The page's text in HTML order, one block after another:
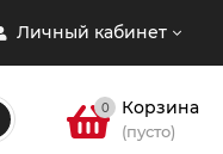
Личный кабинет
0 Корзина
(пусто)